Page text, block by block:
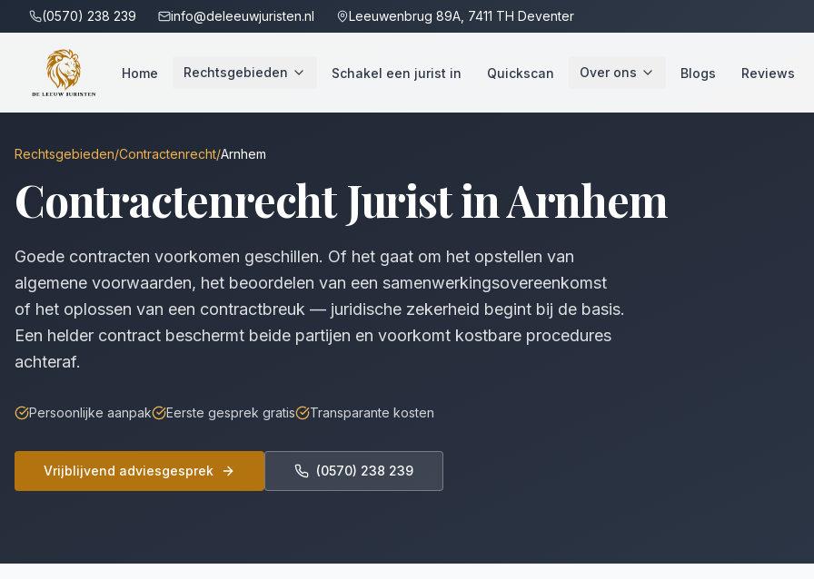
(0570) 238 239 info@deleeuwjuristen.nl Leeuwenbrug 89A, 7411 TH Deventer
Home Rechtsgebieden Schakel een jurist in Quickscan Over ons Blogs Reviews
Rechtsgebieden/Contractenrecht/Arnhem
ContractenrechtJurist inArnhem
Goede contracten voorkomen geschillen. Of het gaat om het opstellen van
algemene voorwaarden, het beoordelen van een samenwerkingsovereenkomst
of het oplossen van een contractbreuk — juridische zekerheid begint bij de basis.
Een helder contract beschermt beide partijen en voorkomt kostbare procedures
achteraf.
Persoonlijke aanpak Eerste gesprek gratis Transparante kosten
Vrijblijvend adviesgesprek (0570) 238 239